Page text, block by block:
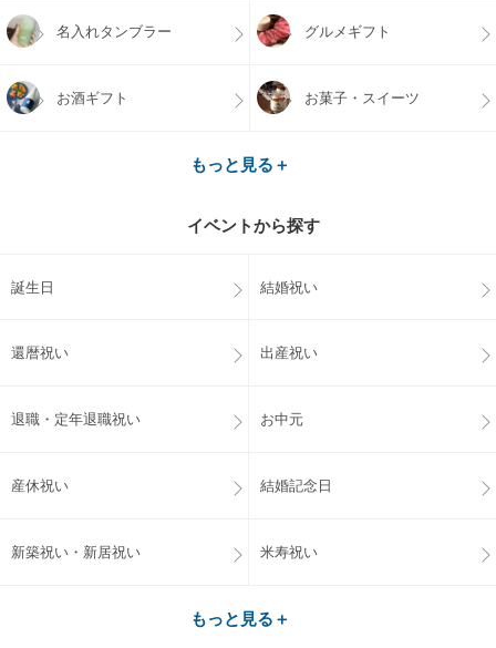
名入れタンブラー グルメギフト
お酒ギフト お菓子・スイーツ
もっと見る＋
イベントから探す
誕生日 結婚祝い
還暦祝い 出産祝い
退職・定年退職祝い お中元
産休祝い 結婚記念日
新築祝い・新居祝い 米寿祝い
もっと見る＋